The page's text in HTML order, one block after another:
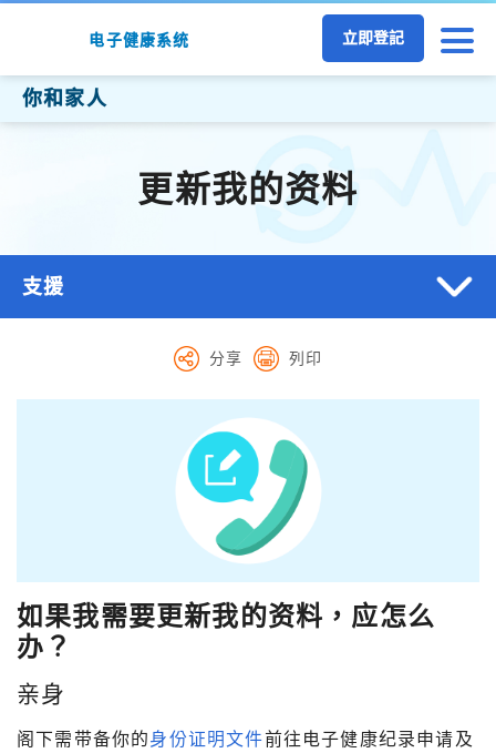
电子健康系统 立即登記
你和家人
更新我的资料
支援
分享 列印
如果我需要更新我的资料，应怎么
办？
亲身
阁下需带备你的身份证明文件前往电子健康纪录申请及